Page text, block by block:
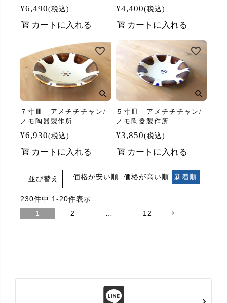
¥6,490 税込
カートに入れる
¥4,400 税込
カートに入れる
７寸皿 アメチチチャン/
ノモ陶器製作所
¥6,930 税込
カートに入れる
５寸皿 アメチチチャン/
ノモ陶器製作所
¥3,850 税込
カートに入れる
並び替え 価格が安い順 価格が高い順 新着順
230件中 1 -20件表示
1
2 12